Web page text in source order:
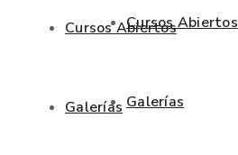
Cursos Abiertos
Galerías
Cursos Abiertos
Galerías